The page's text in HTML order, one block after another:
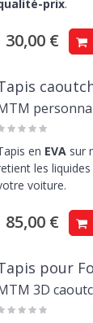
prix.
30,00 €
en EVAsur
les
voiture.
85,00 €
pour
3D